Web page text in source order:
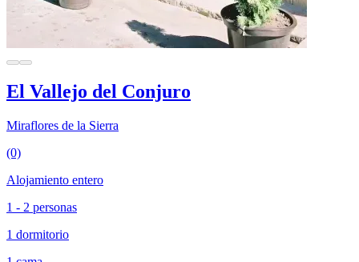
El Vallejo del Conjuro
Miraflores de la Sierra
(0)
Alojamiento entero
1 - 2 personas
1 dormitorio